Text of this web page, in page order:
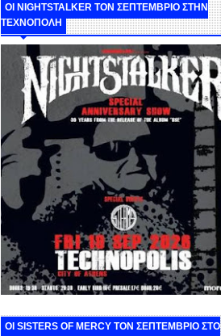
ΟΙ NIGHTSTALKER ΤΟΝ ΣΕΠΤΕΜΒΡΙΟ ΣΤΗΝ
ΤΕΧΝΟΠΟΛΗ
ΟΙ SISTERS OF MERCY ΤΟΝ ΣΕΠΤΕΜΒΡΙΟ ΣΤΟ